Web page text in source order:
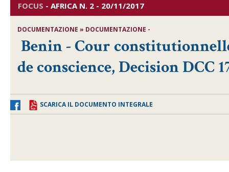
FOCUS - AFRICAN. 2 - 20/11/2017
DOCUMENTAZIONE » DOCUMENTAZIONE -
Benin - Cour
de conscience, Decision DCC
SCARICA IL DOCUMENTO INTEGRALE